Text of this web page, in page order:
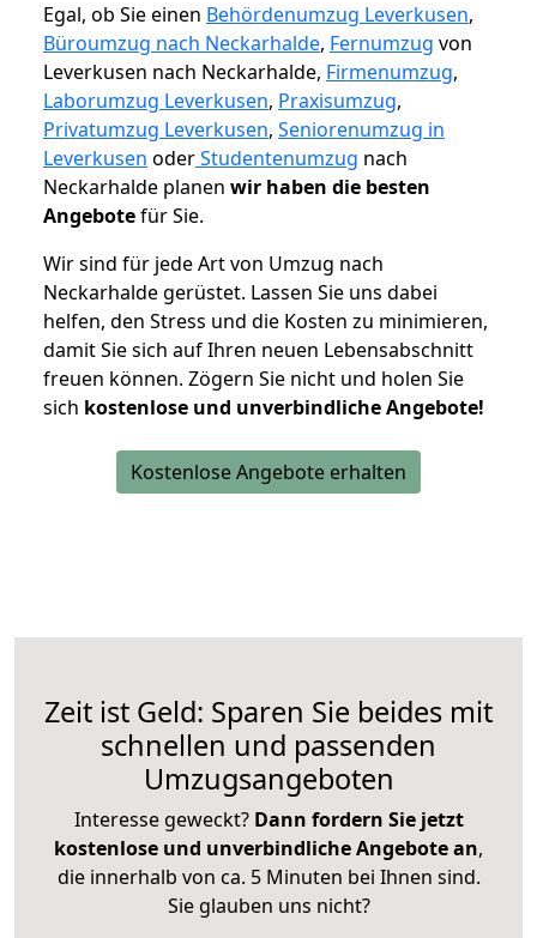
Egal, ob Sie einen Behördenumzug Leverkusen,
Büroumzug nach Neckarhalde, Fernumzug von
Leverkusen nach Neckarhalde, Firmenumzug,
Laborumzug Leverkusen, Praxisumzug,
Privatumzug Leverkusen, Seniorenumzug in
Leverkusen oderStudentenumzug nach
Neckarhalde planen wir haben die besten
Angebotefür Sie.
Wir sind für jede Art von Umzug nach
Neckarhalde gerüstet. Lassen Sie uns dabei
helfen, den Stress und die Kosten zu minimieren,
damit Sie sich auf Ihren neuen Lebensabschnitt
freuen können. Zögern Sie nicht und holen Sie
sich kostenlose und unverbindliche Angebote!
Kostenlose Angebote erhalten
Zeit ist Geld: Sparen Sie beides mit
schnellen und passenden
Umzugsangeboten
Interesse geweckt? Dann fordern Sie jetzt
kostenlose und unverbindliche Angebote an,
die innerhalb von ca. 5 Minuten bei Ihnen sind.
Sie glauben uns nicht?